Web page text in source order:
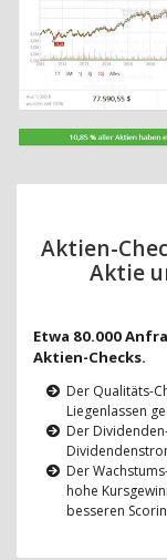
Aktien-
Aktie
Etwa 80.000
Aktien-Checks.
Der Qualitäts-
Liegenlassen
Der
Der
hohe
besseren